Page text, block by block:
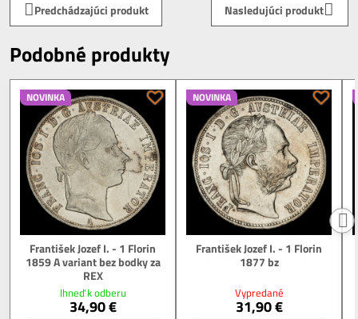
Predchádzajúci produkt Nasledujúci produkt
Podobné produkty
NOVINKA
František Jozef I. - 1 Florin
1859 A variant bez bodky za
REX
Ihneď k odberu
34,90 €
NOVINKA
František Jozef I. - 1 Florin
1877 bz
Vypredané
31,90 €